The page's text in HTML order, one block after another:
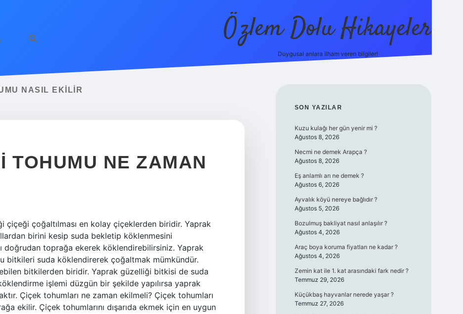
Özlem Dolu Hikayeler
Duygusal anlara ilham veren bilgiler!
NASIL EKILIR
TOHUMU NE ZAMAN
çiçeği çoğaltılması en kolay çiçeklerden biridir. Yaprak
birini kesip suda bekletip köklenmesini
doğrudan toprağa ekerek köklendirebilirsiniz. Yaprak
bitkileri suda köklendirerek çoğaltmak mümkündür.
bitkilerden biridir. Yaprak güzelliği bitkisi de suda
işlemi düzgün bir şekilde yapılırsa yaprak
Çiçek tohumları ne zaman ekilmeli? Çiçek tohumları
ekilir. Çiçek tohumlarını dışarıda ekmek için en uygun
SIDEBAR
SON YAZILAR
Kuzu kulağı her gün yenir mi ?
Ağustos 8, 2026
Necmi ne demek Arapça ?
Ağustos 8, 2026
Eş anlamlı arı ne demek ?
Ağustos 6, 2026
Ayvalık köyü nereye bağlıdır ?
Ağustos 5, 2026
Bozulmuş bakliyat nasıl anlaşılır ?
Ağustos 4, 2026
Araç boya koruma fiyatları ne kadar ?
Ağustos 4, 2026
Zemin kat ile 1. kat arasındaki fark nedir ?
Temmuz 29, 2026
Küçükbaş hayvanlar nerede yaşar ?
Temmuz 27, 2026